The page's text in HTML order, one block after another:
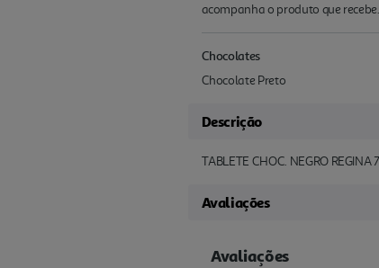
acompanha o produto que recebe.
Chocolates
Chocolate Preto
Descrição
TABLETE CHOC. NEGRO
Avaliações